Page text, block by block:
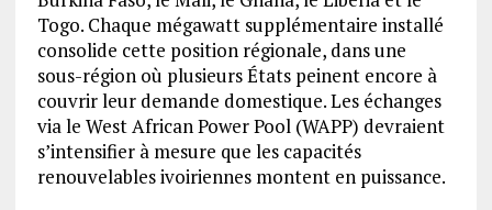
Togo. Chaque mégawatt supplémentaire installé
consolide cette position régionale, dans une
sous-région où plusieurs États peinent encore à
couvrir leur demande domestique. Les échanges
via le West African Power Pool (WAPP) devraient
s’intensifier à mesure que les capacités
renouvelables ivoiriennes montent en puissance.